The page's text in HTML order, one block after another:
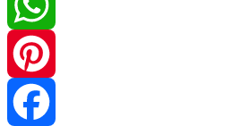
Twitter
WhatsApp
Pinterest